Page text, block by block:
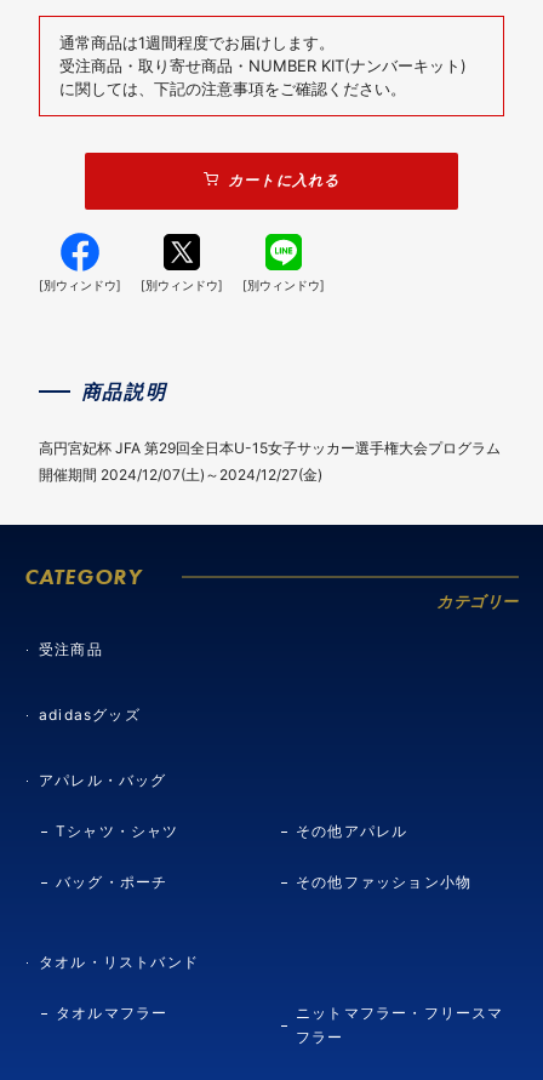
通常商品は1週間程度でお届けします。
受注商品・取り寄せ商品・NUMBER KIT(ナンバーキット)
に関しては、下記の注意事項をご確認ください。
カートに入れる
[別ウィンドウ] [別ウィンドウ] [別ウィンドウ]
商品説明
高円宮妃杯 JFA 第29回全日本U-15女子サッカー選手権大会プログラム
開催期間 2024/12/07(土)～2024/12/27(金)
CATEGORY
カテゴリー
受注商品
adidasグッズ
アパレル・バッグ
Tシャツ・シャツ その他アパレル
バッグ・ポーチ その他ファッション小物
タオル・リストバンド
タオルマフラー
ニットマフラー・フリースマ
フラー